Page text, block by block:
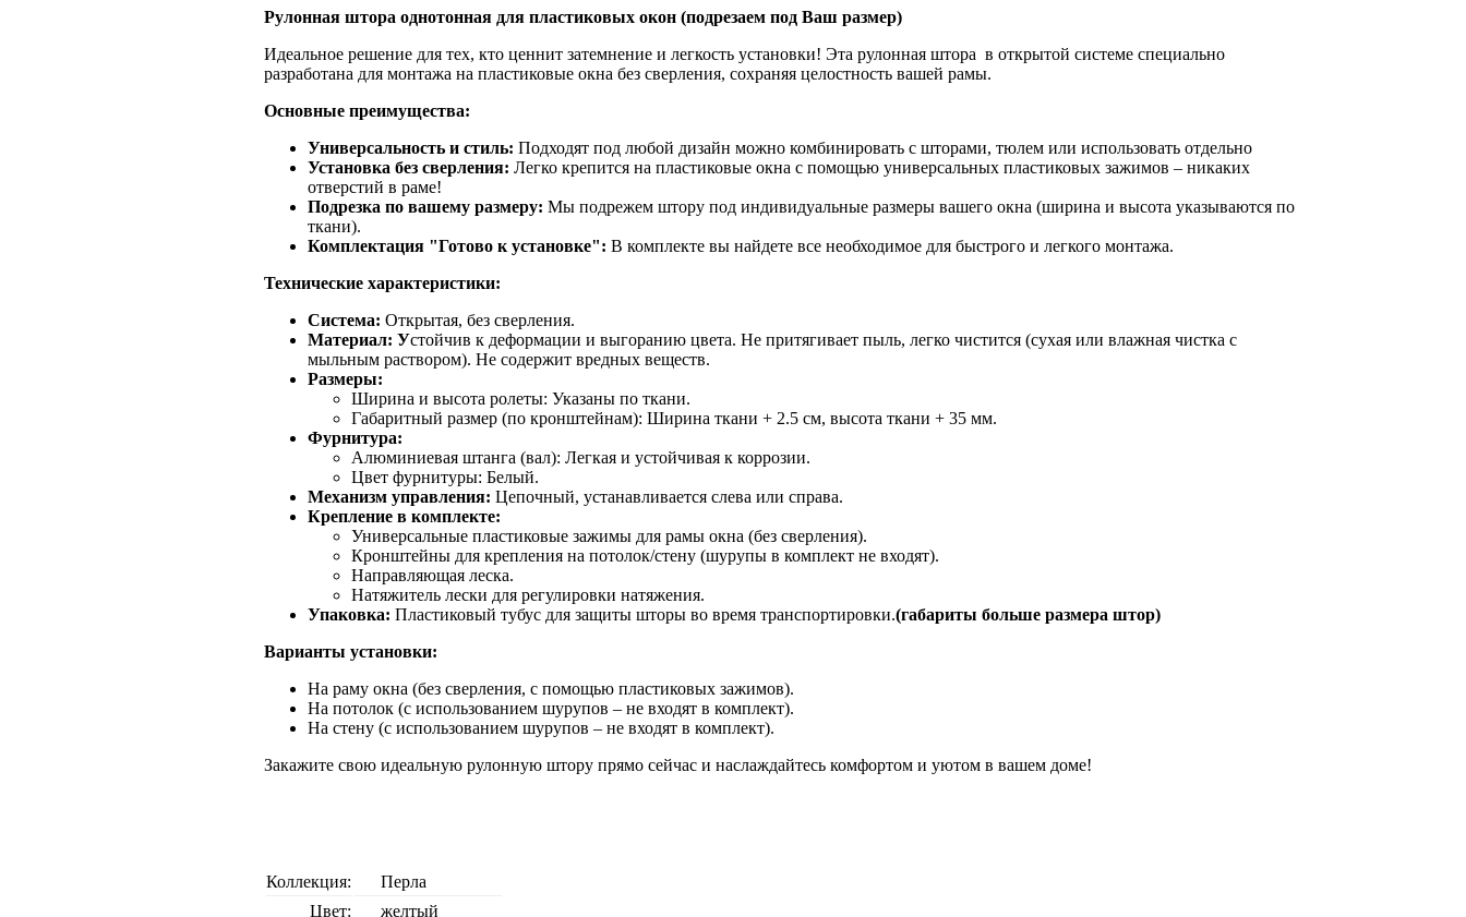
Рулонная штора однотонная для пластиковых окон (подрезаем под Ваш размер)
Идеальное решение для тех, кто ценнит затемнение и легкость установки! Эта рулонная штора в открытой системе специально
разработана для монтажа на пластиковые окна без сверления, сохраняя целостность вашей рамы.
Основные преимущества:
Универсальность и стиль: Подходят под любой дизайн можно комбинировать с шторами, тюлем или использовать отдельно
Установка без сверления: Легко крепится на пластиковые окна с помощью универсальных пластиковых зажимов – никаких
отверстий в раме!
Подрезка по вашему размеру: Мы подрежем штору под индивидуальные размеры вашего окна (ширина и высота указываются по
ткани).
Комплектация "Готово к установке": В комплекте вы найдете все необходимое для быстрого и легкого монтажа.
Технические характеристики:
Система: Открытая, без сверления.
Материал: Устойчив к деформации и выгоранию цвета. Не притягивает пыль, легко чистится (сухая или влажная чистка с
мыльным раствором). Не содержит вредных веществ.
Размеры:
Ширина и высота ролеты: Указаны по ткани.
Габаритный размер (по кронштейнам): Ширина ткани + 2.5 см, высота ткани + 35 мм.
Фурнитура:
Алюминиевая штанга (вал): Легкая и устойчивая к коррозии.
Цвет фурнитуры: Белый.
Механизм управления: Цепочный, устанавливается слева или справа.
Крепление в комплекте:
Универсальные пластиковые зажимы для рамы окна (без сверления).
Кронштейны для крепления на потолок/стену (шурупы в комплект не входят).
Направляющая леска.
Натяжитель лески для регулировки натяжения.
Упаковка: Пластиковый тубус для защиты шторы во время транспортировки.(габариты больше размера штор)
Варианты установки:
На раму окна (без сверления, с помощью пластиковых зажимов).
На потолок (с использованием шурупов – не входят в комплект).
На стену (с использованием шурупов – не входят в комплект).
Закажите свою идеальную рулонную штору прямо сейчас и наслаждайтесь комфортом и уютом в вашем доме!
Коллекция:
Перла
Цвет:
желтый